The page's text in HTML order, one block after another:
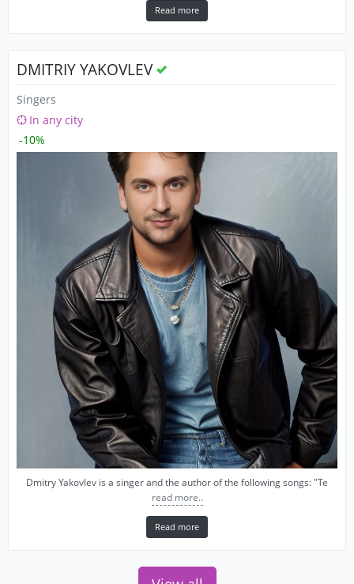
Read more
DMITRIY YAKOVLEV
Singers
In any city
-10%
Dmitry Yakovlev is a singer and the author of the following songs: "Te
read more..
Read more